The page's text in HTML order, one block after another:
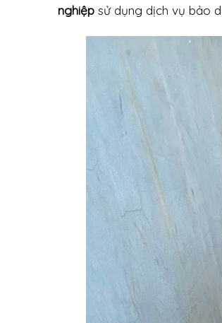
nghiệp sử dụng dịch vụ bảo